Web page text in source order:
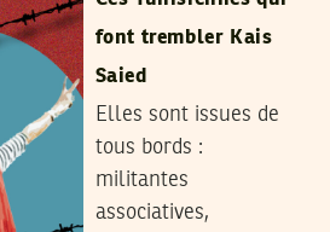
font trembler Kais
Saied
Elles sont issues de
tous bords :
militantes
associatives,